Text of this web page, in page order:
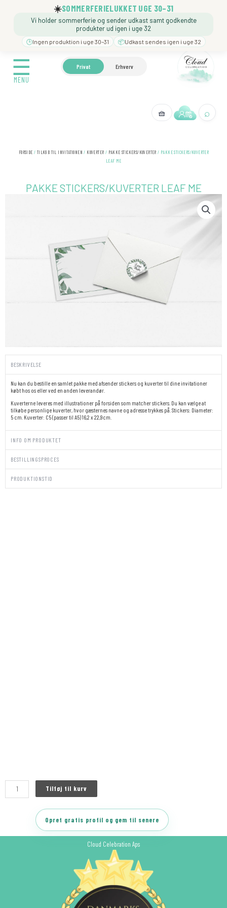
☀️SOMMERFERIELUKKET UGE 30–31
Vi holder sommerferie og sender udkast samt godkendte
produkter ud igen i uge 32
🕒Ingen produktion i uge 30–31 📦Udkast sendes igen i uge 32
☰
MENU
Privat Erhverv
🧺 ⌕
☰
MENU
❓️ BESØG
FORSIDE / TILKØB TIL INVITATIONEN / KUVERTER / PAKKE STICKERS/KUVERTER / PAKKE STICKERS/KUVERTER
LEAF ME
PAKKE STICKERS/KUVERTER LEAF ME
BESKRIVELSE
Nu kan du bestille en samlet pakke med afsender stickers og kuverter til dine invitationer
købt hos os eller ved en anden leverandør.
Kuverterne leveres med illustrationer på forsiden som matcher stickers. Du kan vælge at
tilkøbe personlige kuverter, hvor gæsternes navne og adresse trykkes på. Stickers: Diameter:
5 cm. Kuverter: C5 (passer til A5) 16,2 x 22,9cm.
INFO OM PRODUKTET
BESTILLINGSPROCES
PRODUKTIONSTID
Tilføj til kurv
Opret gratis profil og gem til senere
Cloud Celebration Aps